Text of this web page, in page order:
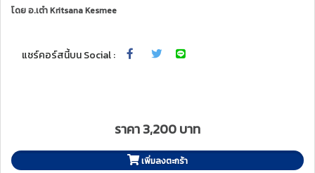
โดยอ.เต๋า Kritsana Kesmee
แชร์คอร์สนี้บน Social :
ราคา 3,200 บาท
เพิ่มลงตะกร้า